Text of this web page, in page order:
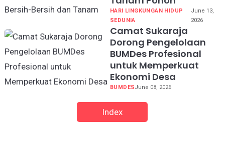
HARI LINGKUNGAN HIDUP
SEDUNIA
June 13,
2026
Camat Sukaraja
Dorong Pengelolaan
BUMDes Profesional
untuk Memperkuat
Ekonomi Desa
BUMDESJune 08, 2026
Index